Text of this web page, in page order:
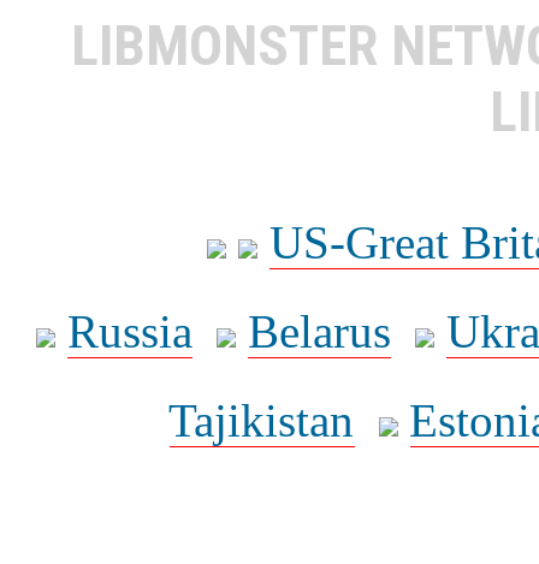
LIBMONSTER
US-Great
Russia
Belarus
Tajikistan